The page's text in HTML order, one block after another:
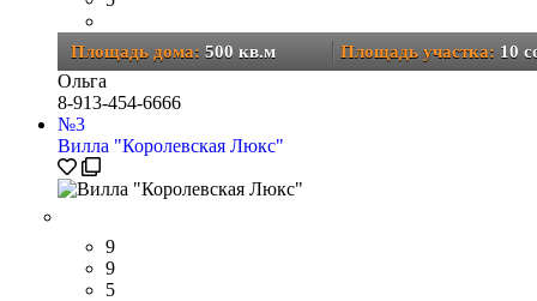
Площадь дома: 500 кв.м Площадь участка: 10
Ольга
8-913-454-6666
№3
Вилла "Королевская Люкс"
9
9
5